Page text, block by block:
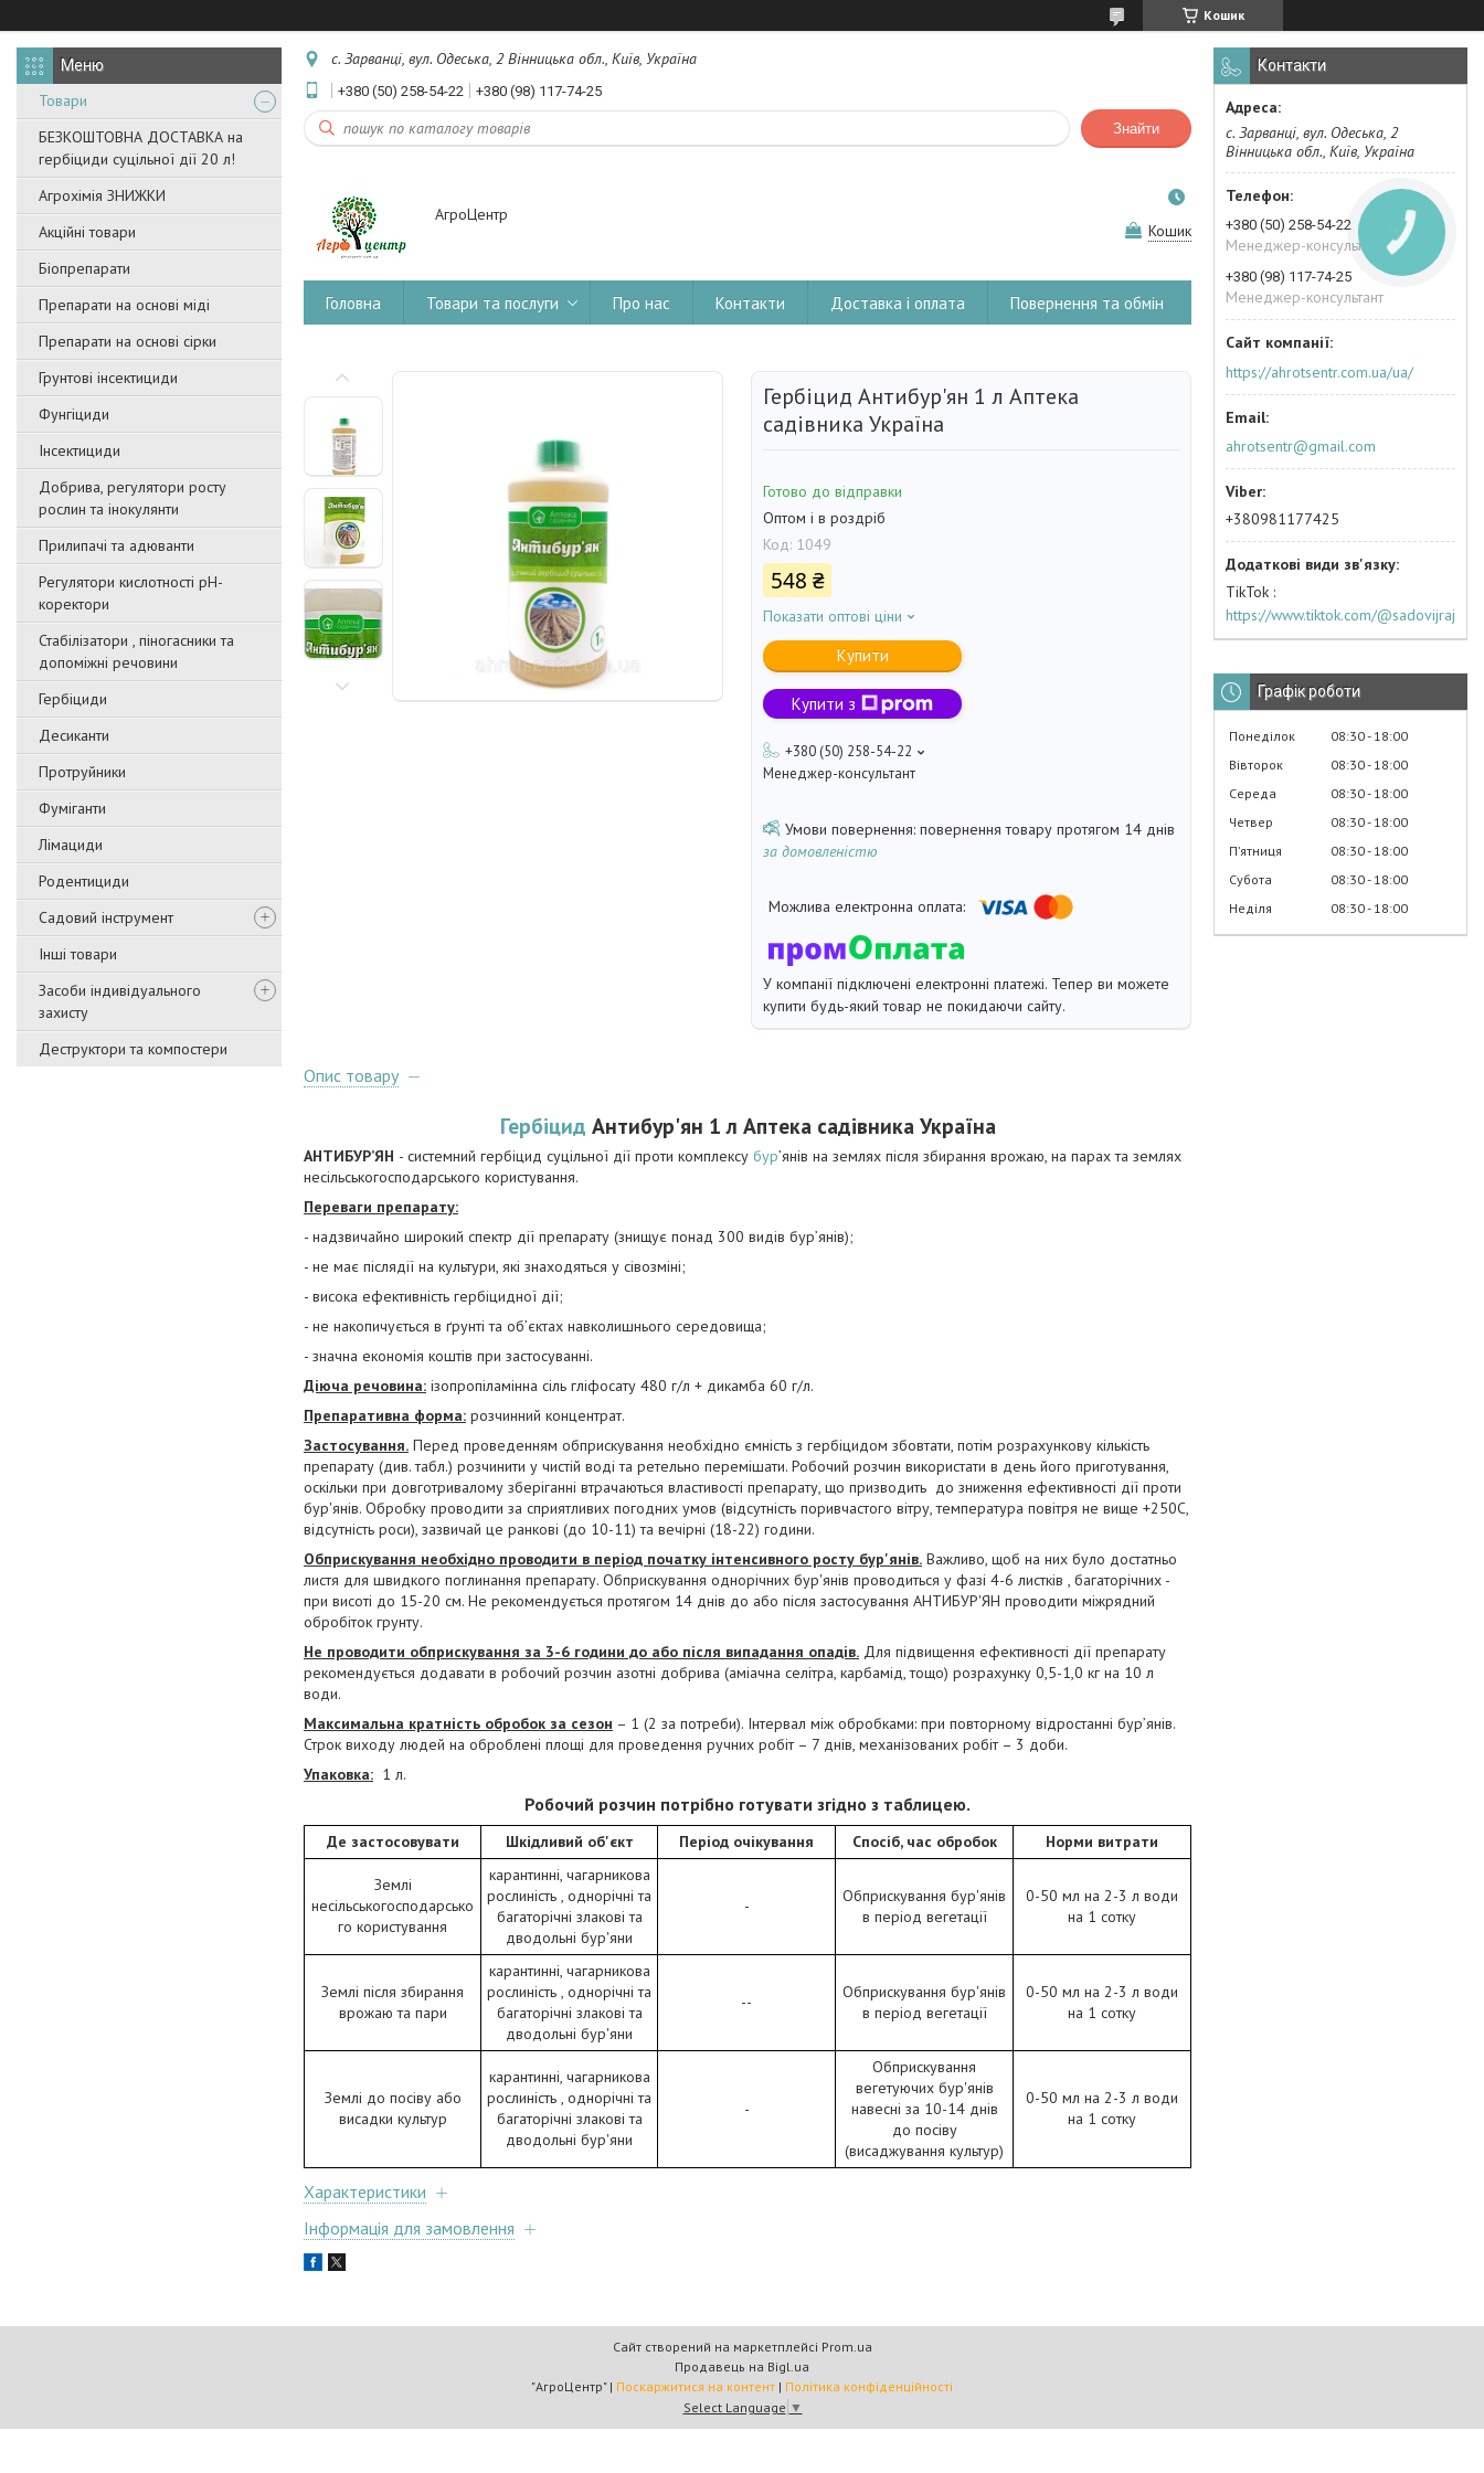
Кошик
Товари
БЕЗКОШТОВНА ДОСТАВКА на
гербіциди суцільної дії 20 л!
Агрохімія ЗНИЖКИ
Акційні товари
Біопрепарати
Препарати на основі міді
Препарати на основі сірки
Грунтові інсектициди
Фунгіциди
Інсектициди
Добрива, регулятори росту
рослин та інокулянти
Прилипачі та адюванти
Регулятори кислотності pН-
коректори
Стабілізатори , піногасники та
допоміжні речовини
Гербіциди
Десиканти
Протруйники
Фуміганти
Лімациди
Родентициди
Садовий інструмент
Інші товари
Засоби індивідуального
захисту
Деструктори та компостери
с. Зарванці, вул. Одеська, 2 Вінницька обл., Київ, Україна
+380 (50) 258-54-22 +380 (98) 117-74-25
Знайти
АгроЦентр
Кошик
Головна Товари та послуги Про нас Контакти Доставка і оплата Повернення та обмін
Гербіцид Антибур'ян 1 л Аптека
садівника Україна
Готово до відправки
Оптом і в роздріб
Код: 1049
548 ₴
Показати оптові ціни
Купити
Купити з
+380 (50) 258-54-22
Менеджер-консультант
повернення товару протягом 14 днів
за домовленістю
У компанії підключені електронні платежі. Тепер ви можете
купити будь-який товар не покидаючи сайту.
Опис товару
Гербіцид Антибур'ян 1 л Аптека садівника Україна
АНТИБУР’ЯН - системний гербіцид суцільної дії проти комплексу бур’янів на землях після збирання врожаю, на парах та землях
несільськогосподарського користування.
Переваги препарату:
- надзвичайно широкий спектр дії препарату (знищує понад 300 видів бур’янів);
- не має післядії на культури, які знаходяться у сівозміні;
- висока ефективність гербіцидної дії;
- не накопичується в ґрунті та об’єктах навколишнього середовища;
- значна економія коштів при застосуванні.
Діюча речовина: ізопропіламінна сіль гліфосату 480 г/л + дикамба 60 г/л.
Препаративна форма: розчинний концентрат.
Застосування. Перед проведенням обприскування необхідно ємність з гербіцидом збовтати, потім розрахункову кількість
препарату (див. табл.) розчинити у чистій воді та ретельно перемішати. Робочий розчин використати в день його приготування,
оскільки при довготривалому зберіганні втрачаються властивості препарату, що призводить до зниження ефективності дії проти
бур'янів. Обробку проводити за сприятливих погодних умов (відсутність поривчастого вітру, температура повітря не вище +250С,
відсутність роси), зазвичай це ранкові (до 10-11) та вечірні (18-22) години.
Обприскування необхідно проводити в період початку інтенсивного росту бур'янів. Важливо, щоб на них було достатньо
листя для швидкого поглинання препарату. Обприскування однорічних бур'янів проводиться у фазі 4-6 листків , багаторічних -
при висоті до 15-20 см. Не рекомендується протягом 14 днів до або після застосування АНТИБУР'ЯН проводити міжрядний
обробіток грунту.
Не проводити обприскування за 3-6 години до або після випадання опадів. Для підвищення ефективності дії препарату
рекомендується додавати в робочий розчин азотні добрива (аміачна селітра, карбамід, тощо) розрахунку 0,5-1,0 кг на 10 л
води.
Максимальна кратність обробок за сезон – 1 (2 за потреби). Інтервал між обробками: при повторному відростанні бур’янів.
Строк виходу людей на оброблені площі для проведення ручних робіт – 7 днів, механізованих робіт – 3 доби.
Упаковка: 1 л.
Робочий розчин потрібно готувати згідно з таблицею.
Де застосовувати Шкiдливий об'єкт Період очікування Спосіб, час обробок Норми витрати
Землі
несільськогосподарсько
го користування
карантинні, чагарникова
рослиність , однорічні та
багаторічні злакові та
дводольні бур'яни
-
Обприскування бур'янів
в період вегетації
0-50 мл на 2-3 л води
на 1 сотку
Землі після збирання
врожаю та пари
карантинні, чагарникова
рослиність , однорічні та
багаторічні злакові та
дводольні бур'яни
--
Обприскування бур'янів
в період вегетації
0-50 мл на 2-3 л води
на 1 сотку
Землі до посіву або
висадки культур
карантинні, чагарникова
рослиність , однорічні та
багаторічні злакові та
дводольні бур'яни
-
Обприскування
вегетуючих бур'янів
навесні за 10-14 днів
до посіву
(висаджування культур)
0-50 мл на 2-3 л води
на 1 сотку
Характеристики
Інформація для замовлення
Контакти
с. Зарванці, вул. Одеська, 2
Вінницька обл., Київ, Україна
+380 (50) 258-54-22
Менеджер-консультант
+380 (98) 117-74-25
Менеджер-консультант
https://ahrotsentr.com.ua/ua/
ahrotsentr@gmail.com
+380981177425
TikTok
https://www.tiktok.com/@sadovijraj
Графік роботи
Понеділок 08:30 18:00
Вівторок
08:30 18:00
Середа
08:30 18:00
Четвер
08:30 18:00
Пʼятниця
08:30 18:00
Субота
08:30 18:00
Неділя
08:30 18:00
Сайт створений на маркетплейсі Prom.ua
Продавець на Bigl.ua
"АгроЦентр" | Поскаржитися на контент | Політика конфіденційності
Select Language ▼
КНОПКА
ЗВ'ЯЗКУ